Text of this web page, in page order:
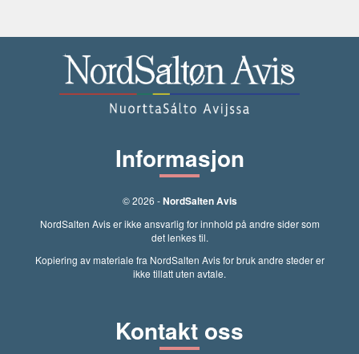
Informasjon
© 2026 -NordSalten Avis
NordSalten Avis er ikke ansvarlig for innhold på andre sider som
det lenkes til.
Kopiering av materiale fra NordSalten Avis for bruk andre steder er
ikke tillatt uten avtale.
Kontakt oss